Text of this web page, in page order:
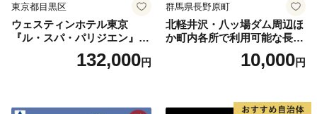
東京都目黒区
ウェスティンホテル東京
『ル・スパ・パリジエン』選
べるボディセラピー90分/1名
132,000円
群馬県長野原町
北軽井沢・八ッ場ダム周辺ほ
か町内各所で利用可能な長野
原町ふるさと感謝券（3,000
円分）【トラベル 観光 旅行
10,000円